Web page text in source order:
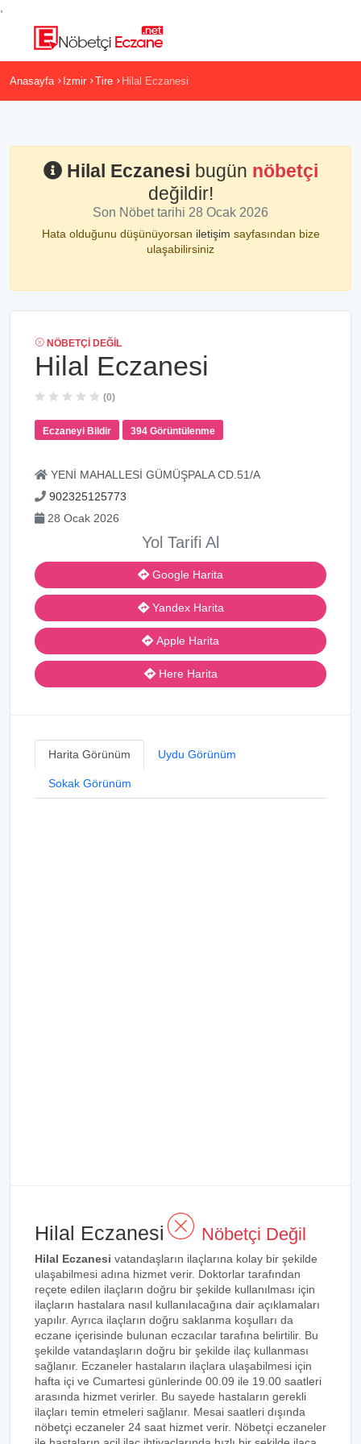
Anasayfa Izmir Tire Hilal Eczanesi
Hilal Eczanesi bugün nöbetçi
değildir!
Son Nöbet tarihi 28 Ocak 2026
Hata olduğunu düşünüyorsan iletişim sayfasından bize
ulaşabilirsiniz
NÖBETÇI DEĞIL
Hilal Eczanesi
(0)
Eczaneyi Bildir 394 Görüntülenme
YENİ MAHALLESİ GÜMÜŞPALA CD.51/A
902325125773
28 Ocak 2026
Yol Tarifi Al
Google Harita
Yandex Harita
Apple Harita
Here Harita
Harita Görünüm Uydu Görünüm
Sokak Görünüm
Hilal Eczanesi Nöbetçi Değil
Hilal Eczanesi vatandaşların ilaçlarına kolay bir şekilde
ulaşabilmesi adına hizmet verir. Doktorlar tarafından
reçete edilen ilaçların doğru bir şekilde kullanılması için
ilaçların hastalara nasıl kullanılacağına dair açıklamaları
yapılır. Ayrıca ilaçların doğru saklanma koşulları da
eczane içerisinde bulunan eczacılar tarafına belirtilir. Bu
şekilde vatandaşların doğru bir şekilde ilaç kullanması
sağlanır. Eczaneler hastaların ilaçlara ulaşabilmesi için
hafta içi ve Cumartesi günlerinde 00.09 ile 19.00 saatleri
arasında hizmet verirler. Bu sayede hastaların gerekli
ilaçları temin etmeleri sağlanır. Mesai saatleri dışında
nöbetçi eczaneler 24 saat hizmet verir. Nöbetçi eczaneler